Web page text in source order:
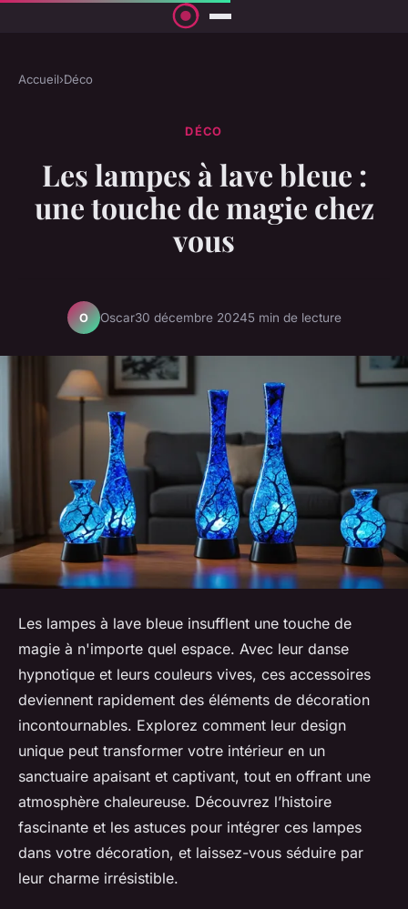
Accueil›Déco
DÉCO
Les lampes à lave bleue :
une touche de magie chez
vous
O Oscar30 décembre 20245 min de lecture
Les lampes à lave bleue insufflent une touche de
magie à n'importe quel espace. Avec leur danse
hypnotique et leurs couleurs vives, ces accessoires
deviennent rapidement des éléments de décoration
incontournables. Explorez comment leur design
unique peut transformer votre intérieur en un
sanctuaire apaisant et captivant, tout en offrant une
atmosphère chaleureuse. Découvrez l’histoire
fascinante et les astuces pour intégrer ces lampes
dans votre décoration, et laissez-vous séduire par
leur charme irrésistible.